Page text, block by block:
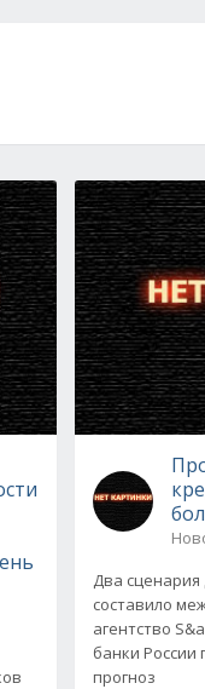
Два сценария
составило
агентство
банки России
прогноз